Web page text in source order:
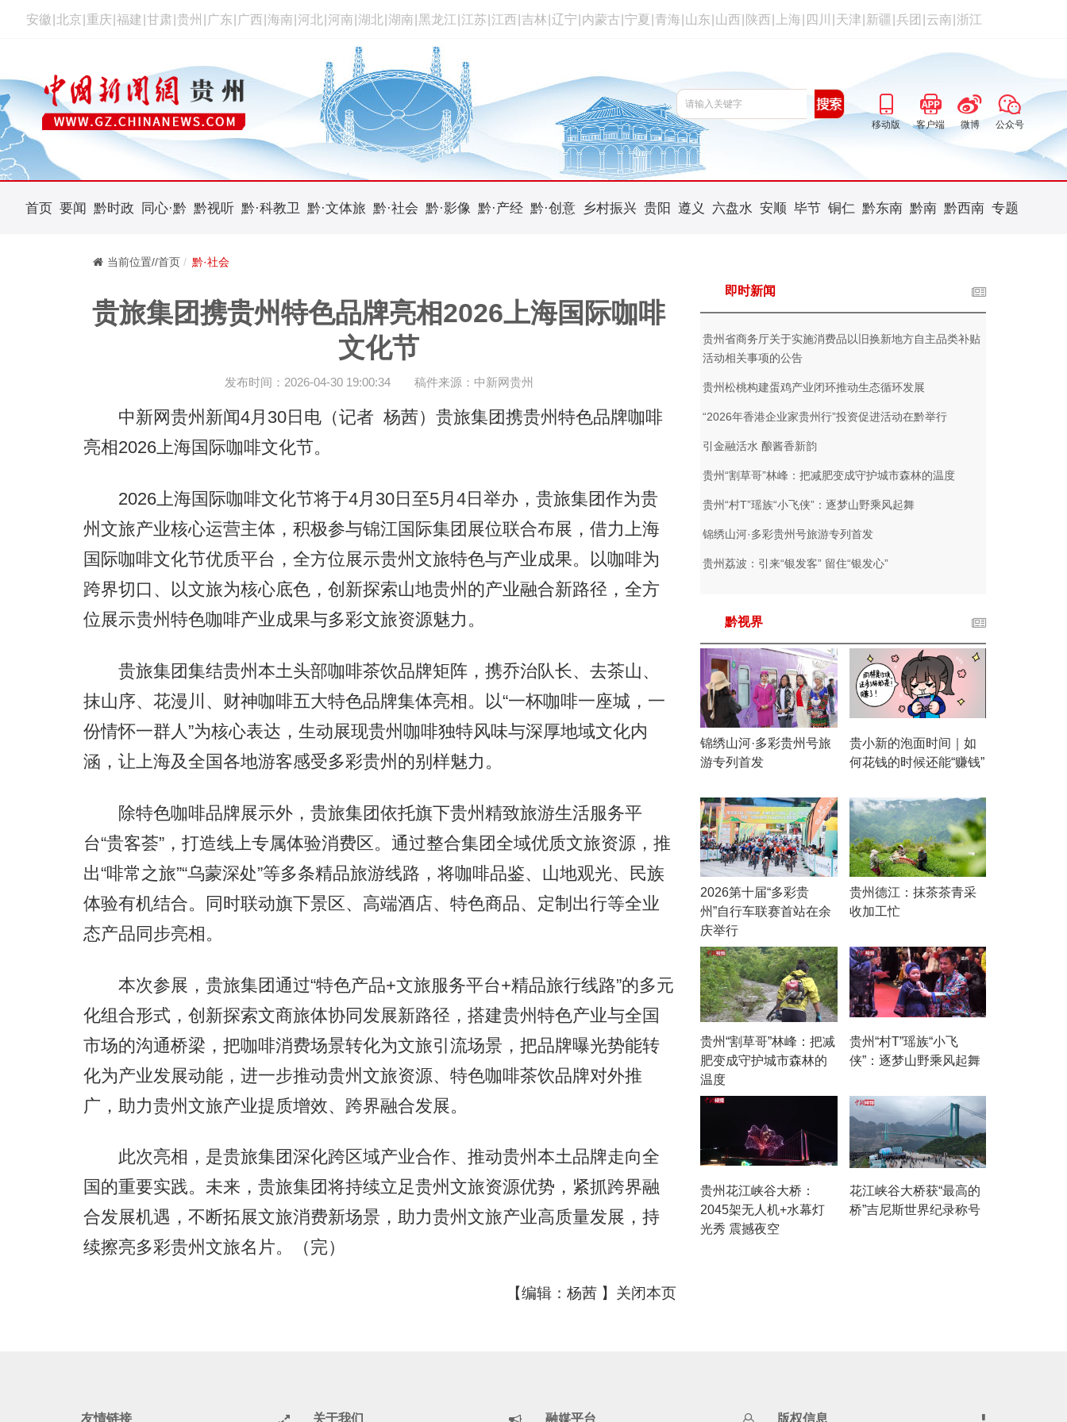
安徽 北京 重庆 福建 甘肃 贵州 广东 广西 海南 河北 河南 湖北 湖南 黑龙江 江苏 江西 吉林 辽宁 内蒙古 宁夏 青海 山东 山西 陕西 上海 四川 天津 新疆 兵团 云南 浙江
移动版 客户端 微博 公众号
首页 要闻 黔时政 同心·黔 黔视听 黔·科教卫 黔·文体旅 黔·社会 黔·影像 黔·产经 黔·创意 乡村振兴 贵阳 遵义 六盘水 安顺 毕节 铜仁 黔东南 黔南 黔西南 专题
当前位置//首页 黔·社会
贵旅集团携贵州特色品牌亮相2026上海国际咖啡
文化节
发布时间：2026-04-30 19:00:34 稿件来源：中新网贵州
中新网贵州新闻4月30日电（记者 杨茜）贵旅集团携贵州特色品牌咖啡
亮相2026上海国际咖啡文化节。
2026上海国际咖啡文化节将于4月30日至5月4日举办，贵旅集团作为贵
州文旅产业核心运营主体，积极参与锦江国际集团展位联合布展，借力上海
国际咖啡文化节优质平台，全方位展示贵州文旅特色与产业成果。以咖啡为
跨界切口、以文旅为核心底色，创新探索山地贵州的产业融合新路径，全方
位展示贵州特色咖啡产业成果与多彩文旅资源魅力。
贵旅集团集结贵州本土头部咖啡茶饮品牌矩阵，携乔治队长、去茶山、
抹山序、花漫川、财神咖啡五大特色品牌集体亮相。以“一杯咖啡一座城，一
份情怀一群人”为核心表达，生动展现贵州咖啡独特风味与深厚地域文化内
涵，让上海及全国各地游客感受多彩贵州的别样魅力。
除特色咖啡品牌展示外，贵旅集团依托旗下贵州精致旅游生活服务平
台“贵客荟”，打造线上专属体验消费区。通过整合集团全域优质文旅资源，推
出“啡常之旅”“乌蒙深处”等多条精品旅游线路，将咖啡品鉴、山地观光、民族
体验有机结合。同时联动旗下景区、高端酒店、特色商品、定制出行等全业
态产品同步亮相。
本次参展，贵旅集团通过“特色产品+文旅服务平台+精品旅行线路”的多元
化组合形式，创新探索文商旅体协同发展新路径，搭建贵州特色产业与全国
市场的沟通桥梁，把咖啡消费场景转化为文旅引流场景，把品牌曝光势能转
化为产业发展动能，进一步推动贵州文旅资源、特色咖啡茶饮品牌对外推
广，助力贵州文旅产业提质增效、跨界融合发展。
此次亮相，是贵旅集团深化跨区域产业合作、推动贵州本土品牌走向全
国的重要实践。未来，贵旅集团将持续立足贵州文旅资源优势，紧抓跨界融
合发展机遇，不断拓展文旅消费新场景，助力贵州文旅产业高质量发展，持
续擦亮多彩贵州文旅名片。（完）
【编辑：杨茜 】 关闭本页
即时新闻
贵州省商务厅关于实施消费品以旧换新地方自主品类补贴
活动相关事项的公告
贵州松桃构建蛋鸡产业闭环推动生态循环发展
“2026年香港企业家贵州行”投资促进活动在黔举行
引金融活水 酿酱香新韵
贵州“割草哥”林峰：把减肥变成守护城市森林的温度
贵州“村T”瑶族“小飞侠”：逐梦山野乘风起舞
锦绣山河·多彩贵州号旅游专列首发
贵州荔波：引来“银发客” 留住“银发心”
黔视界
锦绣山河·多彩贵州号旅
游专列首发
贵小新的泡面时间｜如
何花钱的时候还能“赚钱”
2026第十届“多彩贵
州”自行车联赛首站在余
庆举行
贵州德江：抹茶茶青采
收加工忙
贵州“割草哥”林峰：把减
肥变成守护城市森林的
温度
贵州“村T”瑶族“小飞
侠”：逐梦山野乘风起舞
贵州花江峡谷大桥：
2045架无人机+水幕灯
光秀 震撼夜空
花江峡谷大桥获“最高的
桥”吉尼斯世界纪录称号
友情链接 关于我们 融媒平台 版权信息